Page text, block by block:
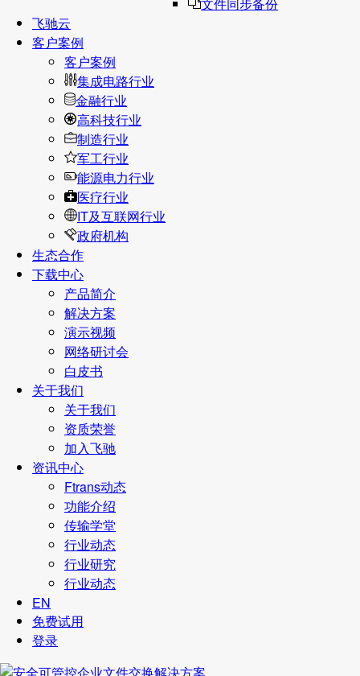
飞驰云
客户案例
客户案例
集成电路行业
金融行业
高科技行业
制造行业
军工行业
能源电力行业
医疗行业
IT及互联网行业
政府机构
生态合作
下载中心
产品简介
解决方案
演示视频
网络研讨会
白皮书
关于我们
关于我们
资质荣誉
加入飞驰
资讯中心
Ftrans动态
功能介绍
传输学堂
行业动态
行业研究
行业动态
EN
免费试用
登录